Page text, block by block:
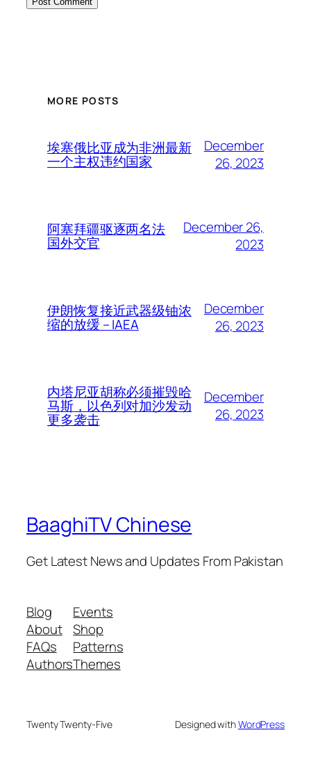
MORE POSTS
埃塞俄比亚成为非洲最新
一个主权违约国家
December
26, 2023
阿塞拜疆驱逐两名法
国外交官
December 26,
2023
伊朗恢复接近武器级铀浓
缩的放缓 – IAEA
December
26, 2023
内塔尼亚胡称必须摧毁哈
马斯，以色列对加沙发动
更多袭击
December
26, 2023
BaaghiTV Chinese
Get Latest News and Updates From Pakistan
Blog
About
FAQs
Authors
Events
Shop
Patterns
Themes
Twenty Twenty-Five Designed withWordPress